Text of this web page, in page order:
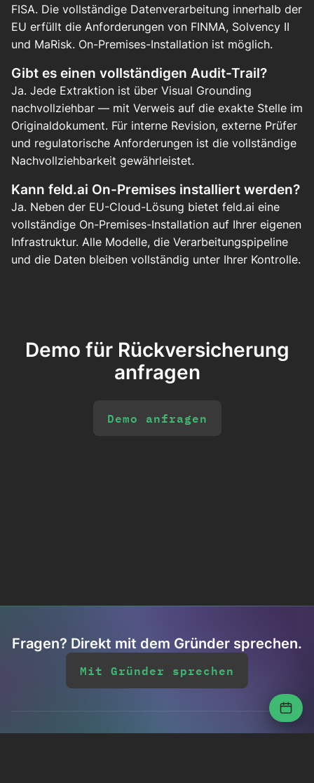
FISA. Die vollständige Datenverarbeitung innerhalb der
EU erfüllt die Anforderungen von FINMA, Solvency II
und MaRisk. On-Premises-Installation ist möglich.
Gibt es einen vollständigen Audit-Trail?
Ja. Jede Extraktion ist über Visual Grounding
nachvollziehbar — mit Verweis auf die exakte Stelle im
Originaldokument. Für interne Revision, externe Prüfer
und regulatorische Anforderungen ist die vollständige
Nachvollziehbarkeit gewährleistet.
Kann feld.ai On-Premises installiert werden?
Ja. Neben der EU-Cloud-Lösung bietet feld.ai eine
vollständige On-Premises-Installation auf Ihrer eigenen
Infrastruktur. Alle Modelle, die Verarbeitungspipeline
und die Daten bleiben vollständig unter Ihrer Kontrolle.
Demo für Rückversicherung
anfragen
Demo anfragen
Fragen? Direkt mit dem Gründer sprechen.
Mit Gründer sprechen